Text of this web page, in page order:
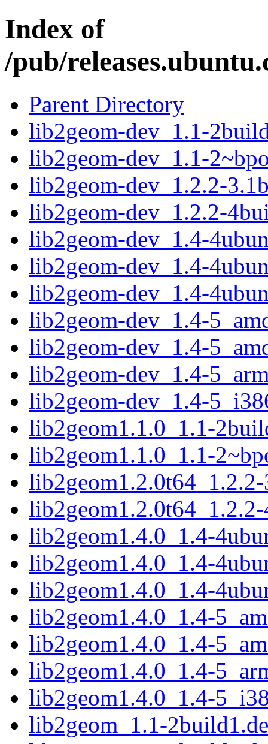
Index of
/pub/
Parent Directory
lib2geom-dev_1.1-
lib2geom-dev_1.1-
lib2geom-dev_1.2.2-
lib2geom-dev_1.2.2-
lib2geom-dev_1.4-
lib2geom-dev_1.4-
lib2geom-dev_1.4-
lib2geom-dev_1.4-
lib2geom-dev_1.4-
lib2geom-dev_1.4-
lib2geom-dev_1.4-
lib2geom1.1.0_1.1-
lib2geom1.1.0_1.1-
lib2geom1.4.0_1.4-
lib2geom1.4.0_1.4-
lib2geom1.4.0_1.4-
lib2geom1.4.0_1.4-
lib2geom1.4.0_1.4-
lib2geom1.4.0_1.4-
lib2geom1.4.0_1.4-
lib2geom_1.1-